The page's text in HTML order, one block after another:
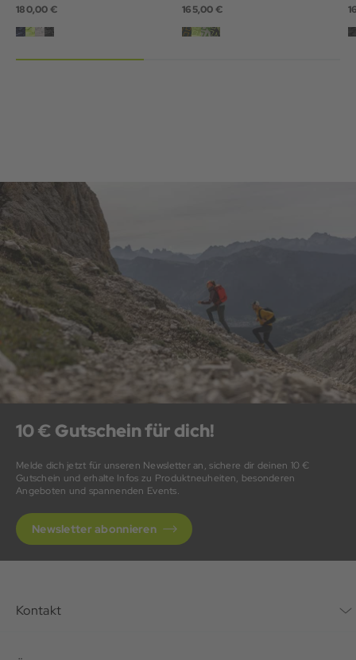
180,00 €
165,00 €
10 € Gutschein für dich!
Melde dich jetzt für unseren Newsletter an, sichere dir deinen 10 €
Gutschein und erhalte Infos zu Produktneuheiten, besonderen
Angeboten und spannenden Events.
Newsletter abonnieren
Kontakt